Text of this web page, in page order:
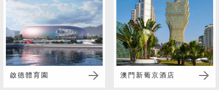
啟德體育園 澳門新葡京酒店